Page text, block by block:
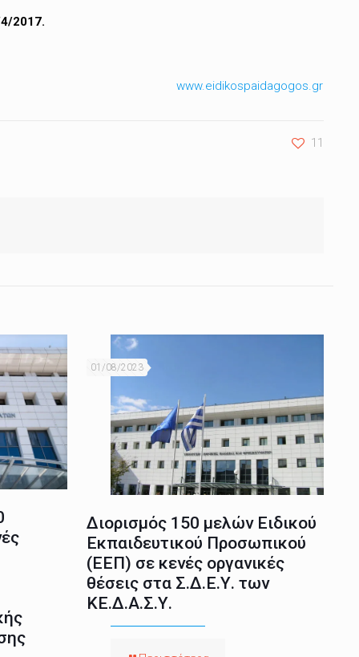
2017.
www.eidikospaidagogos.gr
11
01/08/2023
Διορισμός 150 μελών Ειδικού
Εκπαιδευτικού Προσωπικού
(ΕΕΠ) σε κενές οργανικές
θέσεις στα Σ.Δ.Ε.Υ. των
ΚΕ.Δ.Α.Σ.Υ.